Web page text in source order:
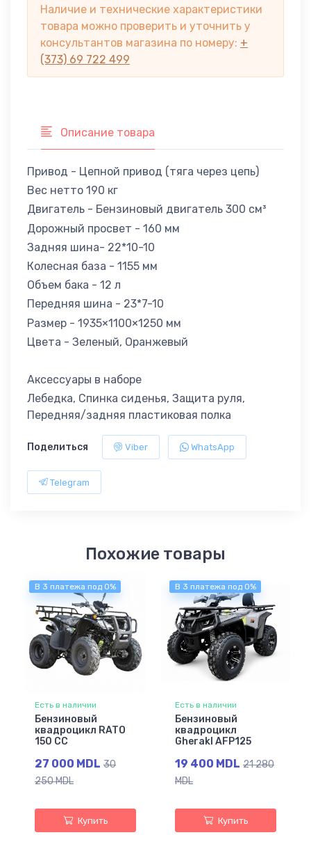
Наличие и технические характеристики
товара можно проверить и уточнить у
консультантов магазина по номеру: +
(373) 69 722 499
Описание товара
Привод - Цепной привод (тяга через цепь)
Вес нетто 190 кг
Двигатель - Бензиновый двигатель 300 см³
Дорожный просвет - 160 мм
Задняя шина- 22*10-10
Колесная база - 1155 мм
Объем бака - 12 л
Передняя шина - 23*7-10
Размер - 1935×1100×1250 мм
Цвета - Зеленый, Оранжевый
Аксессуары в наборе
Лебедка, Спинка сиденья, Защита руля,
Передняя/задняя пластиковая полка
Поделиться Viber WhatsApp
Telegram
Похожие товары
В 3 платежа под 0%
Есть в наличии
Бензиновый
квадроцикл RATO
150 CC
27 000 MDL 30
250 MDL
Купить
В 3 платежа под 0%
Есть в наличии
Бензиновый
квадроцикл
Gherakl AFP125
19 400 MDL 21 280
MDL
Купить